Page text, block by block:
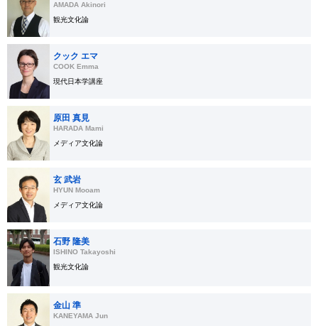
AMADA Akinori
観光文化論
クック エマ
COOK Emma
現代日本学講座
原田 真見
HARADA Mami
メディア文化論
玄 武岩
HYUN Mooam
メディア文化論
石野 隆美
ISHINO Takayoshi
観光文化論
金山 準
KANEYAMA Jun